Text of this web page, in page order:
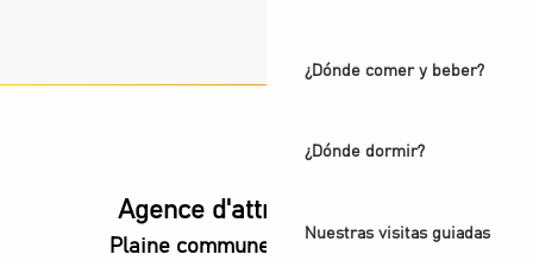
¿Dónde comer y beber?
¿Dónde dormir?
Nuestras visitas guiadas
Agence d'attractivité POP
Plaine commune vous Ouvre ses